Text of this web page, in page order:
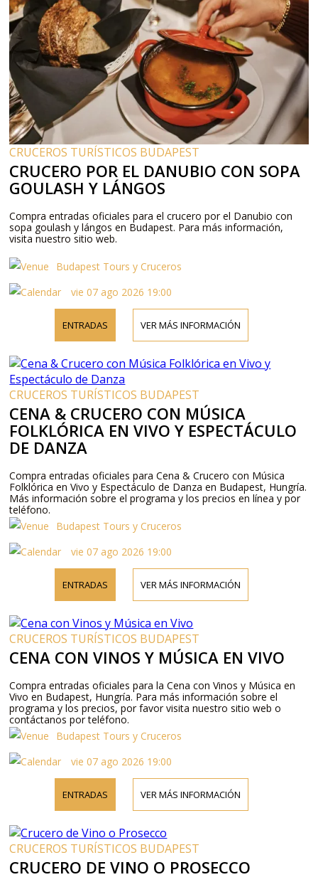
CRUCEROS TURÍSTICOS BUDAPEST
CRUCERO POR EL DANUBIO CON SOPA
GOULASH Y LÁNGOS
Compra entradas oficiales para el crucero por el Danubio con
sopa goulash y lángos en Budapest. Para más información,
visita nuestro sitio web.
Budapest Tours y Cruceros
vie 07 ago 2026 19:00
ENTRADAS VER MÁS INFORMACIÓN
CRUCEROS TURÍSTICOS BUDAPEST
CENA & CRUCERO CON MÚSICA
FOLKLÓRICA EN VIVO Y ESPECTÁCULO
DE DANZA
Compra entradas oficiales para Cena & Crucero con Música
Folklórica en Vivo y Espectáculo de Danza en Budapest, Hungría.
Más información sobre el programa y los precios en línea y por
teléfono.
Budapest Tours y Cruceros
vie 07 ago 2026 19:00
ENTRADAS VER MÁS INFORMACIÓN
CRUCEROS TURÍSTICOS BUDAPEST
CENA CON VINOS Y MÚSICA EN VIVO
Compra entradas oficiales para la Cena con Vinos y Música en
Vivo en Budapest, Hungría. Para más información sobre el
programa y los precios, por favor visita nuestro sitio web o
contáctanos por teléfono.
Budapest Tours y Cruceros
vie 07 ago 2026 19:00
ENTRADAS VER MÁS INFORMACIÓN
CRUCEROS TURÍSTICOS BUDAPEST
CRUCERO DE VINO O PROSECCO